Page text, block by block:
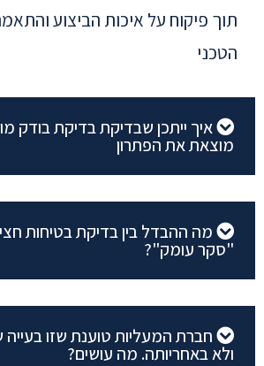
תוך פיקוח על איכות הביצוע
הטכני
איך ייתכן שבדיקת בדיקת בודק
מוצאת את הפתרון
מה ההבדל בין בדיקת בטיחות
"סקר עומק"?
חברת המעליות טוענת שזו בעייה
ולא באחריותה. מה עושים?